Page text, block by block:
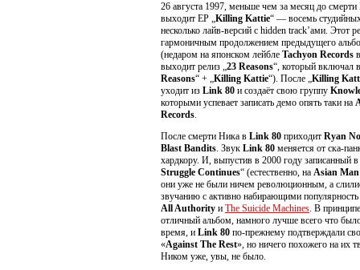
26 августа 1997, меньше чем за месяц до
выходит EP „Killing Kattie“ — восемь
несколько лайв-версий с hidden track’ами. Этот
гармоничным продолжением предыдущего
(недаром на японском лейбле Tachyon Records
выходит релиз „23 Reasons“, который включал
Reasons“ + „Killing Kattie“). После „Killing
уходит из Link 80 и создаёт свою группу
которыми успевает записать демо опять таки на
Records.
После смерти Ника в Link 80 приходит Ryan
Blast Bandits. Звук Link 80 меняется от ска-
хардкору. И, выпустив в 2000 году записанный
Struggle Continues“ (естественно, на Asian
они уже не были ничем революционным, а
звучанию с активно набирающими популярность
All Authority и The Suicide Machines. В
отличный альбом, намного лучше всего что
время, и Link 80 по-прежнему подтверждали
«Against The Rest», но ничего похожего на их
Ником уже, увы, не было.